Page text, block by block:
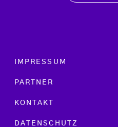
Footer menu
IMPRESSUM
PARTNER
KONTAKT
DATENSCHUTZ